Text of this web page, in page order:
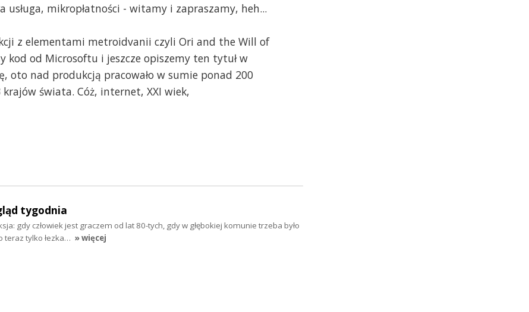
mikropłatności - witamy i zapraszamy, heh...
z elementami metroidvanii czyli Ori and the Will of
kod od Microsoftu i jeszcze opiszemy ten tytuł w
oto nad produkcją pracowało w sumie ponad 200
świata. Cóż, internet, XXI wiek,
tygodnia
gdy człowiek jest graczem od lat 80-tych, gdy w głębokiej komunie trzeba było
teraz tylko łezka… » więcej